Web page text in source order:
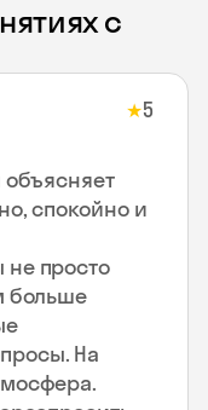
с
★5
спокойно и
просто
больше
На